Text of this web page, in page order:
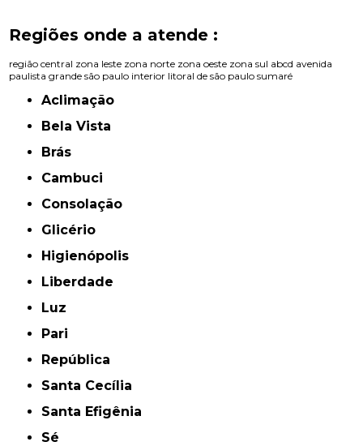
Regiões onde a atende :
região central zona leste zona norte zona oeste zona sul abcd avenida
paulista grande são paulo interior litoral de são paulo sumaré
Aclimação
Bela Vista
Brás
Cambuci
Consolação
Glicério
Higienópolis
Liberdade
Luz
Pari
República
Santa Cecília
Santa Efigênia
Sé